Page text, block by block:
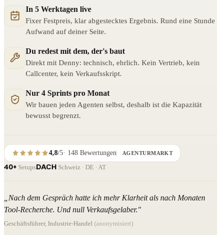
In 5 Werktagen live
Fixer Festpreis, klar abgestecktes Ergebnis. Rund eine Stunde
Aufwand auf deiner Seite.
Du redest mit dem, der's baut
Direkt mit Denny: technisch, ehrlich. Kein Vertrieb, kein
Callcenter, kein Verkaufsskript.
Nur 4 Sprints pro Monat
Wir bauen jeden Agenten selbst, deshalb ist die Kapazität
bewusst begrenzt.
4,8/5· 148 Bewertungen AGENTURMARKT
40+ SetupsDACH Schweiz · DE · AT
„Nach dem Gespräch hatte ich mehr Klarheit als nach Monaten
Tool-Recherche. Und null Verkaufsgelaber."
Geschäftsführer, Industrie-Handel (anonymisiert)